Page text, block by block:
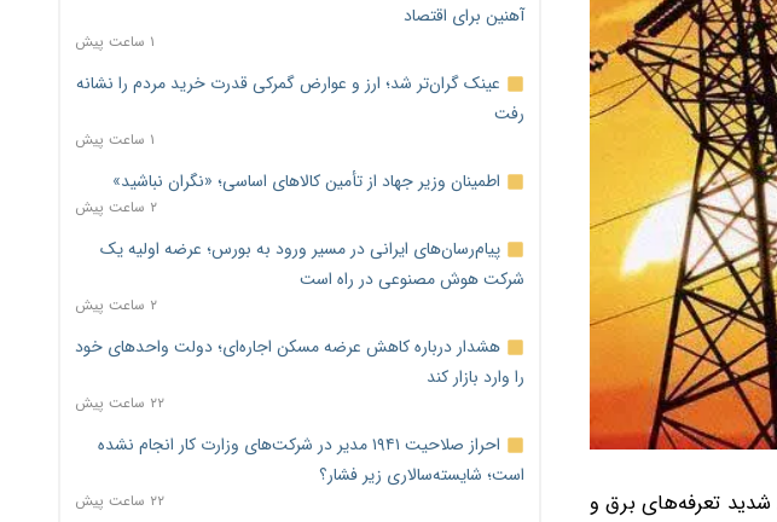
شدید تعرفه‌های برق و
آهنین برای اقتصاد
۱ ساعت پیش
عینک گران‌تر شد؛ ارز و عوارض گمرکی قدرت خرید مردم را نشانه
رفت
۱ ساعت پیش
اطمینان وزیر جهاد از تأمین کالاهای اساسی؛ «نگران نباشید»
۲ ساعت پیش
پیام‌رسان‌های ایرانی در مسیر ورود به بورس؛ عرضه اولیه یک
شرکت هوش مصنوعی در راه است
۲ ساعت پیش
هشدار درباره کاهش عرضه مسکن اجاره‌ای؛ دولت واحدهای خود
را وارد بازار کند
۲۲ ساعت پیش
احراز صلاحیت ۱۹۴۱ مدیر در شرکت‌های وزارت کار انجام نشده
است؛ شایسته‌سالاری زیر فشار؟
۲۲ ساعت پیش